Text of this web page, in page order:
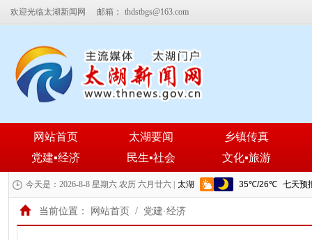
欢迎光临太湖新闻网 邮箱： thdstbgs@163.com
网站首页 太湖要闻
乡镇传真
党建▪经济
民生▪社会 文化▪旅游
今天是：2026-8-8 星期六 农历 六月廿六 |
当前位置： 网站首页 / 党建·经济